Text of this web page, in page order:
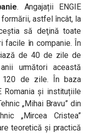
. Angajații ENGIE
astfel încât, la
să deţină toate
facile în companie. În
de 40 de zile de
următori această
de zile. În baza
Romania și instituțiile
„Mihai Bravu” din
„Mircea Cristea”
teoretică și practică